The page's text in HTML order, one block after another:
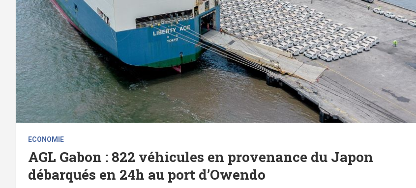
ECONOMIE
AGL Gabon : 822 véhicules en provenance du Japon
débarqués en 24h au port d’Owendo